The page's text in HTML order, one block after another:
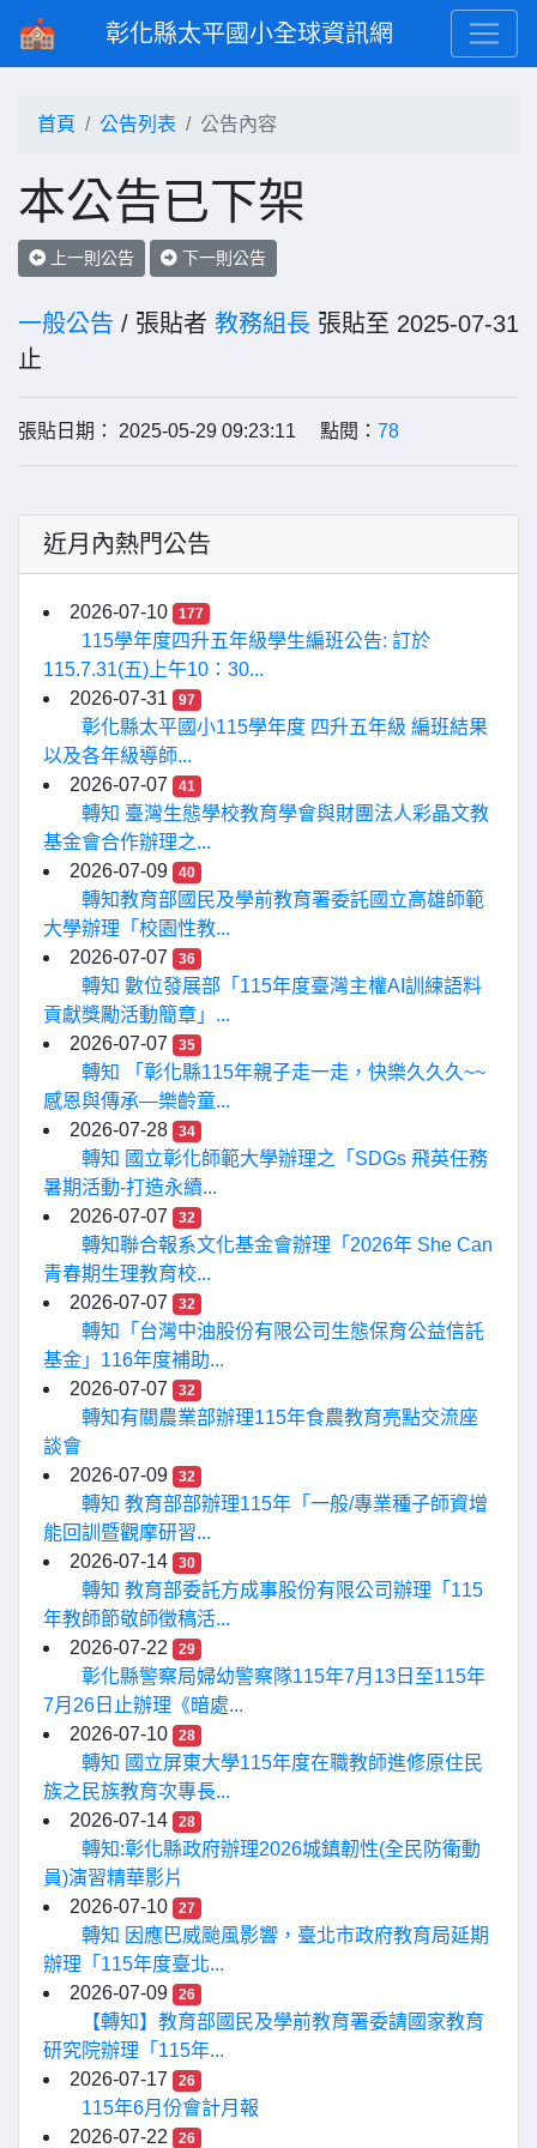
彰化縣太平國小全球資訊網
首頁 公告列表 公告內容
本公告已下架
上一則公告 下一則公告
一般公告 / 張貼者 教務組長 張貼至 2025-07-31
止
張貼日期： 2025-05-29 09:23:11 點閱： 78
近月內熱門公告
2026-07-10 177
115學年度四升五年級學生編班公告: 訂於
115.7.31(五)上午10：30...
2026-07-31
97
彰化縣太平國小115學年度 四升五年級 編班結果
以及各年級導師...
2026-07-07
41
轉知 臺灣生態學校教育學會與財團法人彩晶文教
基金會合作辦理之...
2026-07-09
40
轉知教育部國民及學前教育署委託國立高雄師範
大學辦理「校園性教...
2026-07-07
36
轉知 數位發展部「115年度臺灣主權AI訓練語料
貢獻獎勵活動簡章」...
2026-07-07
35
轉知 「彰化縣115年親子走一走，快樂久久久~~
感恩與傳承—樂齡童...
2026-07-28
34
轉知 國立彰化師範大學辦理之「SDGs 飛英任務
暑期活動-打造永續...
2026-07-07
32
轉知聯合報系文化基金會辦理「2026年 She Can
青春期生理教育校...
2026-07-07
32
轉知「台灣中油股份有限公司生態保育公益信託
基金」116年度補助...
2026-07-07
32
轉知有關農業部辦理115年食農教育亮點交流座
談會
2026-07-09
32
轉知 教育部部辦理115年「一般/專業種子師資增
能回訓暨觀摩研習...
2026-07-14
30
轉知 教育部委託方成事股份有限公司辦理「115
年教師節敬師徵稿活...
2026-07-22
29
彰化縣警察局婦幼警察隊115年7月13日至115年
7月26日止辦理《暗處...
2026-07-10
28
轉知 國立屏東大學115年度在職教師進修原住民
族之民族教育次專長...
2026-07-14
28
轉知:彰化縣政府辦理2026城鎮韌性(全民防衛動
員)演習精華影片
2026-07-10
27
轉知 因應巴威颱風影響，臺北市政府教育局延期
辦理「115年度臺北...
2026-07-09
26
【轉知】教育部國民及學前教育署委請國家教育
研究院辦理「115年...
2026-07-17
26
115年6月份會計月報
2026-07-22
26